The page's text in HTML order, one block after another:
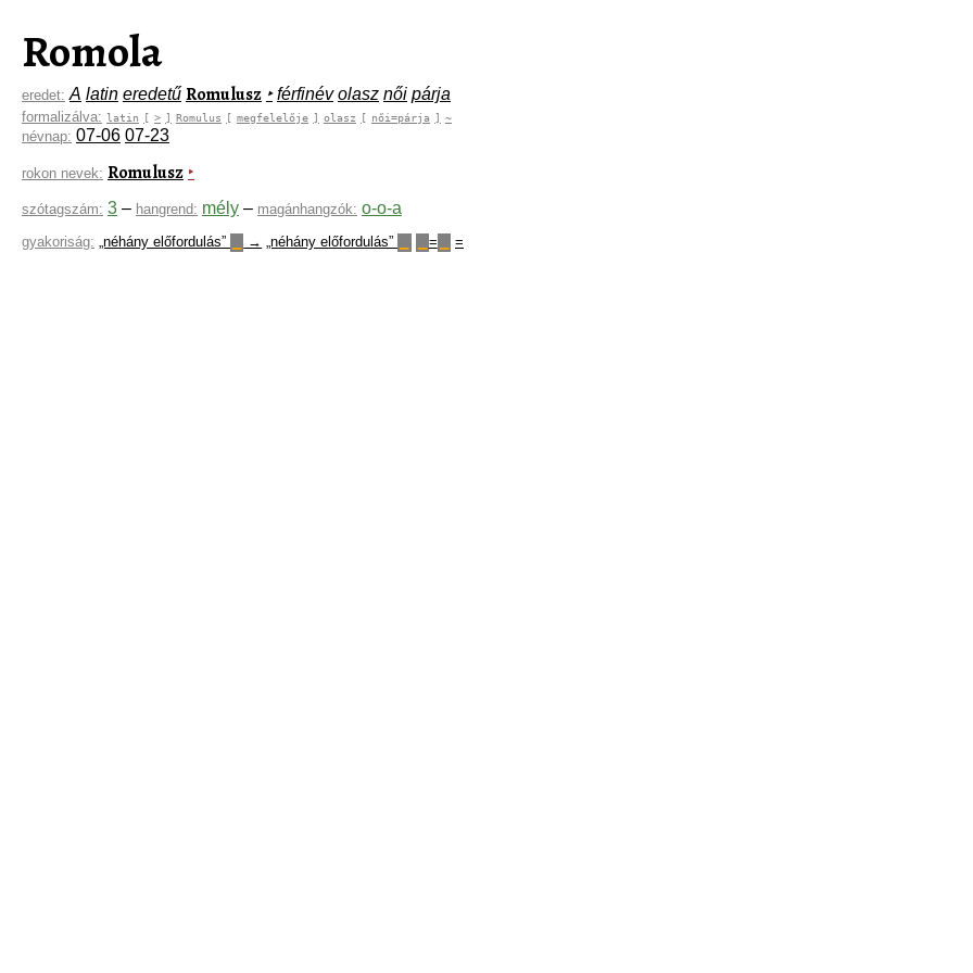
Romola
eredet: A latin eredetű Romulusz ‣ férfinév olasz női párja
formalizálva: latin [ > ] Romulus [ megfelelője ] olasz [ női=párja ] ~
névnap: 07-06 07-23
rokon nevek: Romulusz ‣
szótagszám: 3 – hangrend: mély – magánhangzók: o-o-a
gyakoriság: „néhány előfordulás” → „néhány előfordulás” = =